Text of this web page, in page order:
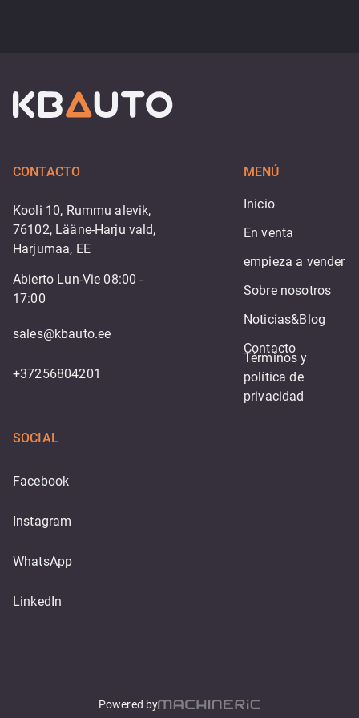
CONTACTO
Kooli 10, Rummu alevik,
76102, Lääne-Harju vald,
Harjumaa, EE
Abierto Lun-Vie 08:00 -
17:00
sales@kbauto.ee
+37256804201
MENÚ
Inicio
En venta
empieza a vender
Sobre nosotros
Noticias&Blog
Contacto
Términos y
política de
privacidad
SOCIAL
Facebook
Instagram
WhatsApp
LinkedIn
Powered by